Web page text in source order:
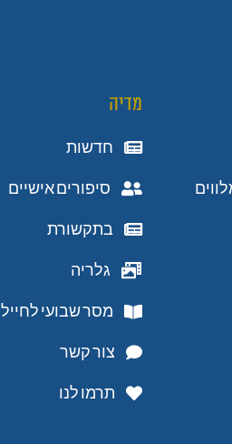
מדיה
חדשות
סיפורים אישיים
בתקשורת
גלריה
מסר שבועי לחייל
צור קשר
תרמו לנו